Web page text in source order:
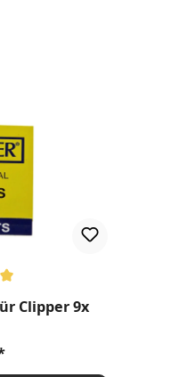
Clipper 9x
Preis: